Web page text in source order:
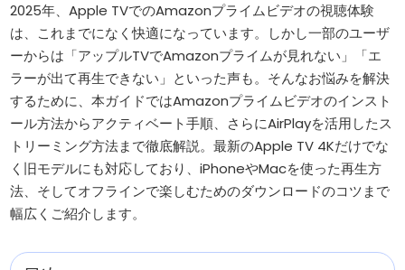
2025年、Apple TVでのAmazonプライムビデオの視聴体験
は、これまでになく快適になっています。しかし一部のユーザ
ーからは「アップルTVでAmazonプライムが見れない」「エ
ラーが出て再生できない」といった声も。そんなお悩みを解決
するために、本ガイドではAmazonプライムビデオのインスト
ール方法からアクティベート手順、さらにAirPlayを活用したス
トリーミング方法まで徹底解説。最新のApple TV 4Kだけでな
く旧モデルにも対応しており、iPhoneやMacを使った再生方
法、そしてオフラインで楽しむためのダウンロードのコツまで
幅広くご紹介します。